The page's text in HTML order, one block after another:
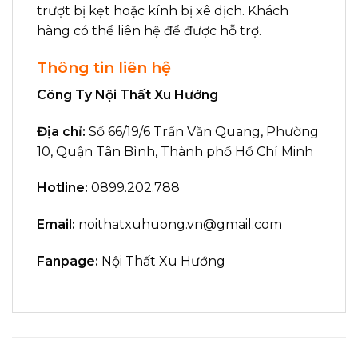
trượt bị kẹt hoặc kính bị xê dịch. Khách
hàng có thể liên hệ để được hỗ trợ.
Thông tin liên hệ
Công Ty Nội Thất Xu Hướng
Địa chỉ: Số 66/19/6 Trần Văn Quang, Phường
10, Quận Tân Bình, Thành phố Hồ Chí Minh
Hotline: 0899.202.788
Email: noithatxuhuong.vn@gmail.com
Fanpage: Nội Thất Xu Hướng